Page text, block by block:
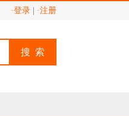
·登录 ·注册
搜 索